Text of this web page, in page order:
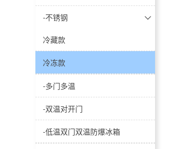
-不锈钢
冷藏款
冷冻款
-多门多温
-双温对开门
-低温双门双温防爆冰箱